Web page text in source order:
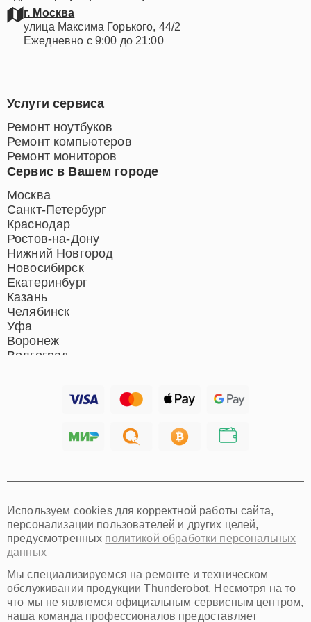
г. Москва
улица Максима Горького, 44/2
Ежедневно с 9:00 до 21:00
Сервис в Вашем городе
Москва
Санкт-Петербург
Краснодар
Ростов-на-Дону
Нижний Новгород
Новосибирск
Екатеринбург
Казань
Челябинск
Уфа
Воронеж
Волгоград
Хабаровск
Иркутск
Омск
Красноярск
Пермь
Ульяновск
Киров
Архангельск
Астрахань
Белгород
Услуги сервиса
Ремонт ноутбуков
Ремонт компьютеров
Ремонт мониторов
Используем cookies для корректной работы сайта,
персонализации пользователей и других целей,
предусмотренных политикой обработки персональных
данных
Мы специализируемся на ремонте и техническом
обслуживании продукции Thunderobot. Несмотря на то
что мы не являемся официальным сервисным центром,
наша команда профессионалов предоставляет